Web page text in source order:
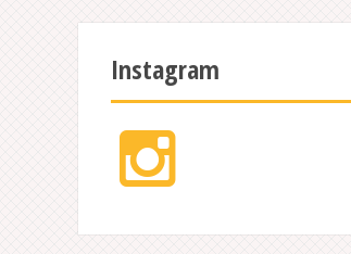
Instagram
Instagram